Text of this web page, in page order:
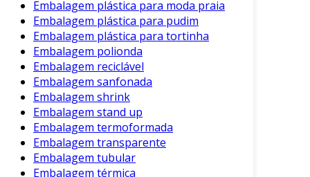
Consequentemente, investir em plástico bolha
para embalagens é uma decisão inteligente
para qualquer empresa que deseja proteger
seus produtos. A fácil manuseabilidade e a
capacidade de reutilização do material ainda
contribuem para uma alternativa econômica e
sustentável.
Adotar o uso do plástico bolha pode fazer a
diferença na percepção de qualidade do
produto final. Portanto, considere integrá-lo
Embalagem plástica para moda praia
Embalagem plástica para pudim
Embalagem plástica para tortinha
Embalagem polionda
Embalagem reciclável
Embalagem sanfonada
Embalagem shrink
Embalagem stand up
Embalagem termoformada
Embalagem transparente
Embalagem tubular
Embalagem térmica